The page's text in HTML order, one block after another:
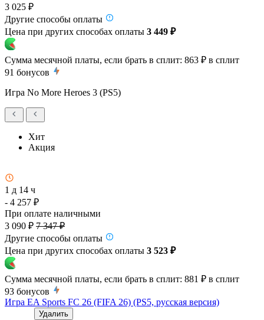
3 025 ₽
Другие способы оплаты
Цена при других способах оплаты 3 449 ₽
Сумма месячной платы, если брать в сплит: 863 ₽ в сплит
91 бонусов
Игра No More Heroes 3 (PS5)
Хит
Акция
1 д 14 ч
- 4 257 ₽
При оплате наличными
3 090 ₽ 7 347 ₽
Другие способы оплаты
Цена при других способах оплаты 3 523 ₽
Сумма месячной платы, если брать в сплит: 881 ₽ в сплит
93 бонусов
Игра EA Sports FC 26 (FIFA 26) (PS5, русская версия)
Удалить